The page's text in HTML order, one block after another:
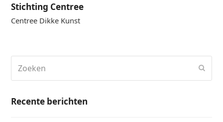
Stichting Centree
Centree Dikke Kunst
Recente berichten